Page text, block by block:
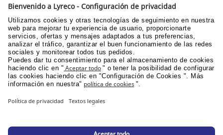
INFORMACIÓN GENERAL
PPU área de clientes
Catálogos y promociones
Documentación corporativa
© Lyreco 2026
Declaración de Accesibilidad||Política de